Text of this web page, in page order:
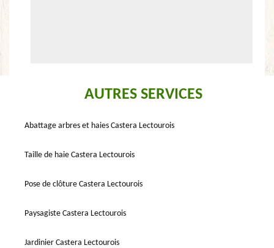
AUTRES SERVICES
Abattage arbres et haies Castera Lectourois
Taille de haie Castera Lectourois
Pose de clôture Castera Lectourois
Paysagiste Castera Lectourois
Jardinier Castera Lectourois